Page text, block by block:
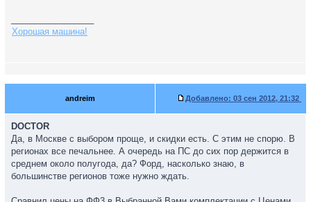
Хорошая машина!
andreim Добавлено: 03 сен 2012, 21:32
DOCTOR
Да, в Москве с выбором проще, и скидки есть. С этим не спорю. В
регионах все печальнее. А очередь на ПС до сих пор держится в
среднем около полугода, да? Форд, насколько знаю, в
большинстве регионов тоже нужно ждать.